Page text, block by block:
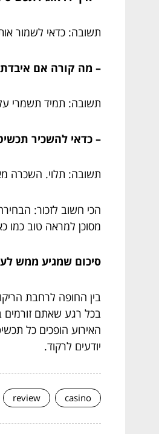
תשובה: כדאי לשמור
– מה קורה אם
תשובה: תמיד תשמרי על
– כדאי להשכיר
תשובה: תלוי. השכרה
הכי חשוב לזכור:
מסוכן למראה טוב כמו
סיכום שמגיע ממש
בין החופה לרחבת
בכל רגע שאתם זורמים
האירוע הופכים כל
יודעים לרקוד.
casino
review